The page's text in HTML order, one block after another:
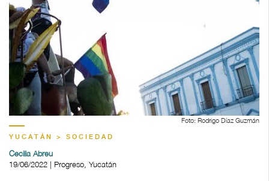
Foto: Rodrigo Díaz Guzmán
YUCATÁN > SOCIEDAD
Cecilia Abreu
19/06/2022 | Progreso, Yucatán